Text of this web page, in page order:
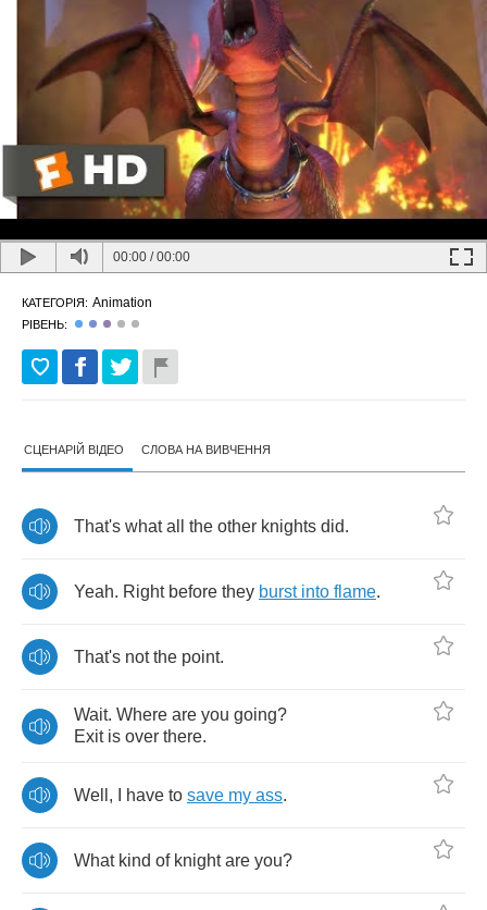
00:00 /00:00
КАТЕГОРІЯ: Animation
РІВЕНЬ:
СЦЕНАРІЙ ВІДЕО СЛОВА НА ВИВЧЕННЯ
That's what all the other knights did.
Yeah. Right before they burst into flame.
That's not the point.
Wait. Where are you going?
Exit is over there.
Well , have to save my ass.
What kind of knight are you?